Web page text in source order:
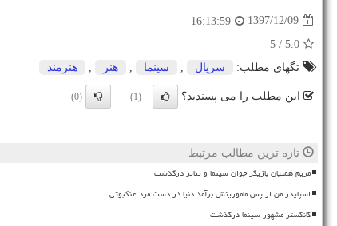
1397/12/09
16:13:59
5.0
/ 5
تگهای مطلب:
سریال سینما هنر هنرمند
این مطلب را می پسندید؟ (1)
(0)
تازه ترین مطالب مرتبط
مریم همتیان بازیگر جوان سینما و تئاتر درگذشت
اسپایدر من از پس ماموریتش برآمد دنیا در دست مرد عنکبوتی
گانگستر مشهور سینما درگذشت